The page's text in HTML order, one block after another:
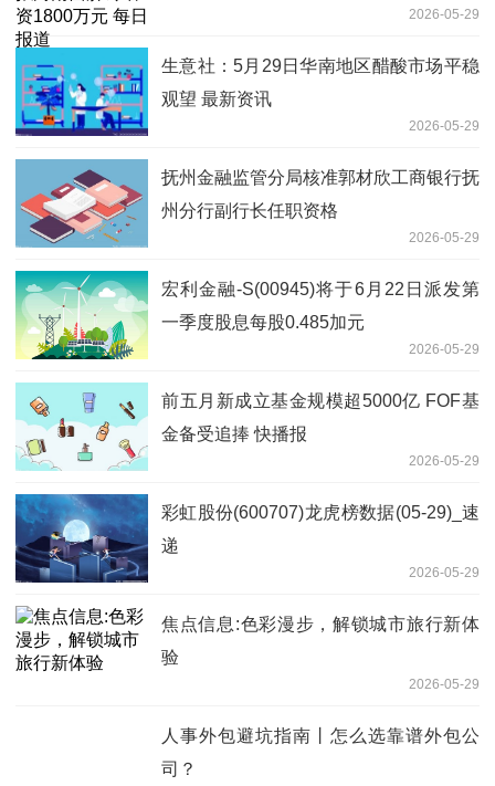
2026-05-29
生意社：5月29日华南地区醋酸市场平稳
观望 最新资讯
2026-05-29
抚州金融监管分局核准郭材欣工商银行抚
州分行副行长任职资格
2026-05-29
宏利金融-S(00945)将于6月22日派发第
一季度股息每股0.485加元
2026-05-29
前五月新成立基金规模超5000亿 FOF基
金备受追捧 快播报
2026-05-29
彩虹股份(600707)龙虎榜数据(05-29)_速
递
2026-05-29
焦点信息:色彩漫步，解锁城市旅行新体
验
2026-05-29
人事外包避坑指南丨怎么选靠谱外包公
司？